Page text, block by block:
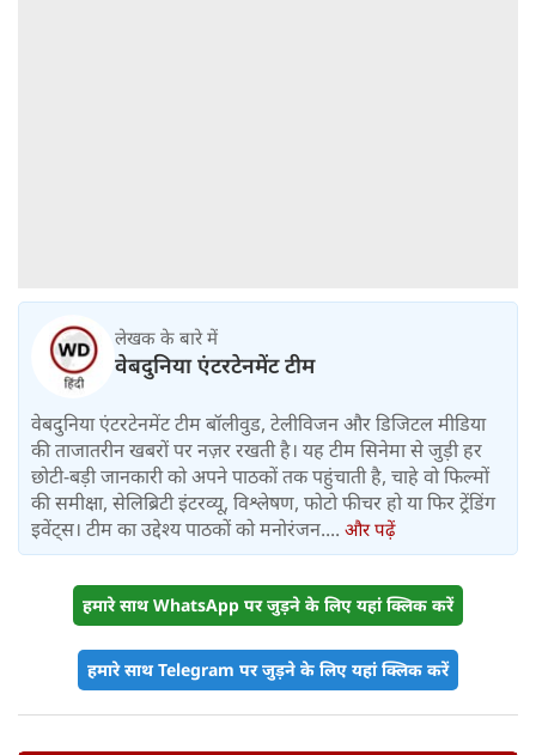
लेखक के बारे में
वेबदुनिया एंटरटेनमेंट टीम
वेबदुनिया एंटरटेनमेंट टीम बॉलीवुड, टेलीविजन और डिजिटल मीडिया
की ताजातरीन खबरों पर नज़र रखती है। यह टीम सिनेमा से जुड़ी हर
छोटी-बड़ी जानकारी को अपने पाठकों तक पहुंचाती है, चाहे वो फिल्मों
की समीक्षा, सेलिब्रिटी इंटरव्यू, विश्लेषण, फोटो फीचर हो या फिर ट्रेंडिंग
इवेंट्स। टीम का उद्देश्य पाठकों को मनोरंजन.... और पढ़ें
हमारे साथ WhatsApp पर जुड़ने के लिए यहां क्लिक करें
हमारे साथ Telegram पर जुड़ने के लिए यहां क्लिक करें